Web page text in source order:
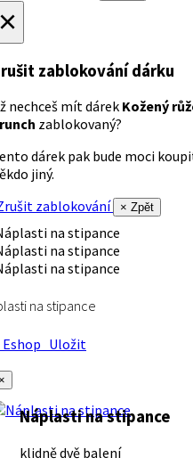
zablokování dárku
nechceš mít dárek Kožený
zablokovaný?
dárek pak bude moci
jiný.
zablokování
× Zpět
na stipance
Uložit
Náplasti na stipance
klidně dvě balení